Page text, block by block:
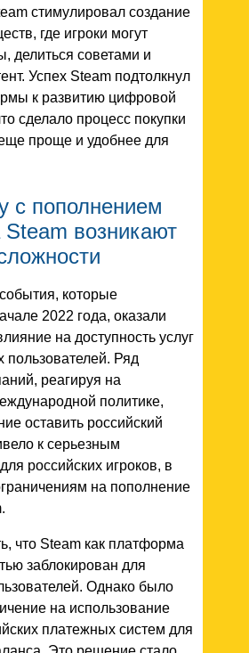
стимулировал создание
где игроки могут
делиться советами и
Успех Steam подтолкнул
к развитию цифровой
сделало процесс покупки
еще проще и удобнее для
с пополнением
Steam возникают
которые
2022 года, оказали
на доступность услуг
пользователей. Ряд
реагируя на
политике,
оставить российский
к серьезным
российских игроков, в
на пополнение
что Steam как платформа
заблокирован для
Однако было
на использование
платежных систем для